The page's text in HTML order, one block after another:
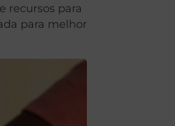
recursos para
para melhor